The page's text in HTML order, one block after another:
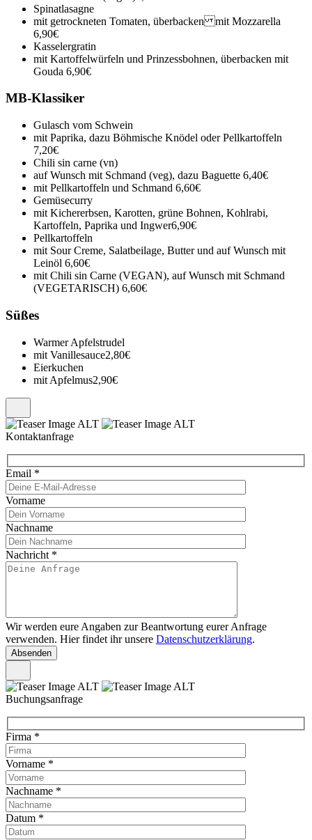
Spinatlasagne
mit getrockneten Tomaten, überbacken mit Mozzarella
6,90€
Kasselergratin
mit Kartoffelwürfeln und Prinzessbohnen, überbacken mit
Gouda 6,90€
MB-Klassiker
Gulasch vom Schwein
mit Paprika, dazu Böhmische Knödel oder Pellkartoffeln
7,20€
Chili sin carne (vn)
auf Wunsch mit Schmand (veg), dazu Baguette 6,40€
mit Pellkartoffeln und Schmand 6,60€
Gemüsecurry
mit Kichererbsen, Karotten, grüne Bohnen, Kohlrabi,
Kartoffeln, Paprika und Ingwer6,90€
Pellkartoffeln
mit Sour Creme, Salatbeilage, Butter und auf Wunsch mit
Leinöl 6,60€
mit Chili sin Carne (VEGAN), auf Wunsch mit Schmand
(VEGETARISCH) 6,60€
Süßes
Warmer Apfelstrudel
mit Vanillesauce2,80€
Eierkuchen
mit Apfelmus2,90€
Kontaktanfrage
Email *
Vorname
Nachname
Nachricht *
Wir werden eure Angaben zur Beantwortung eurer Anfrage
verwenden. Hier findet ihr unsere Datenschutzerklärung.
Buchungsanfrage
Firma *
Vorname *
Nachname *
Datum *